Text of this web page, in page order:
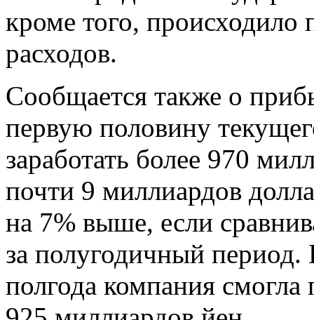
кроме того,
расходов.
Сообщается также о
первую половину
заработать более 970
почти 9 миллиардов
на 7% выше, если
за полугодичный
полгода компания